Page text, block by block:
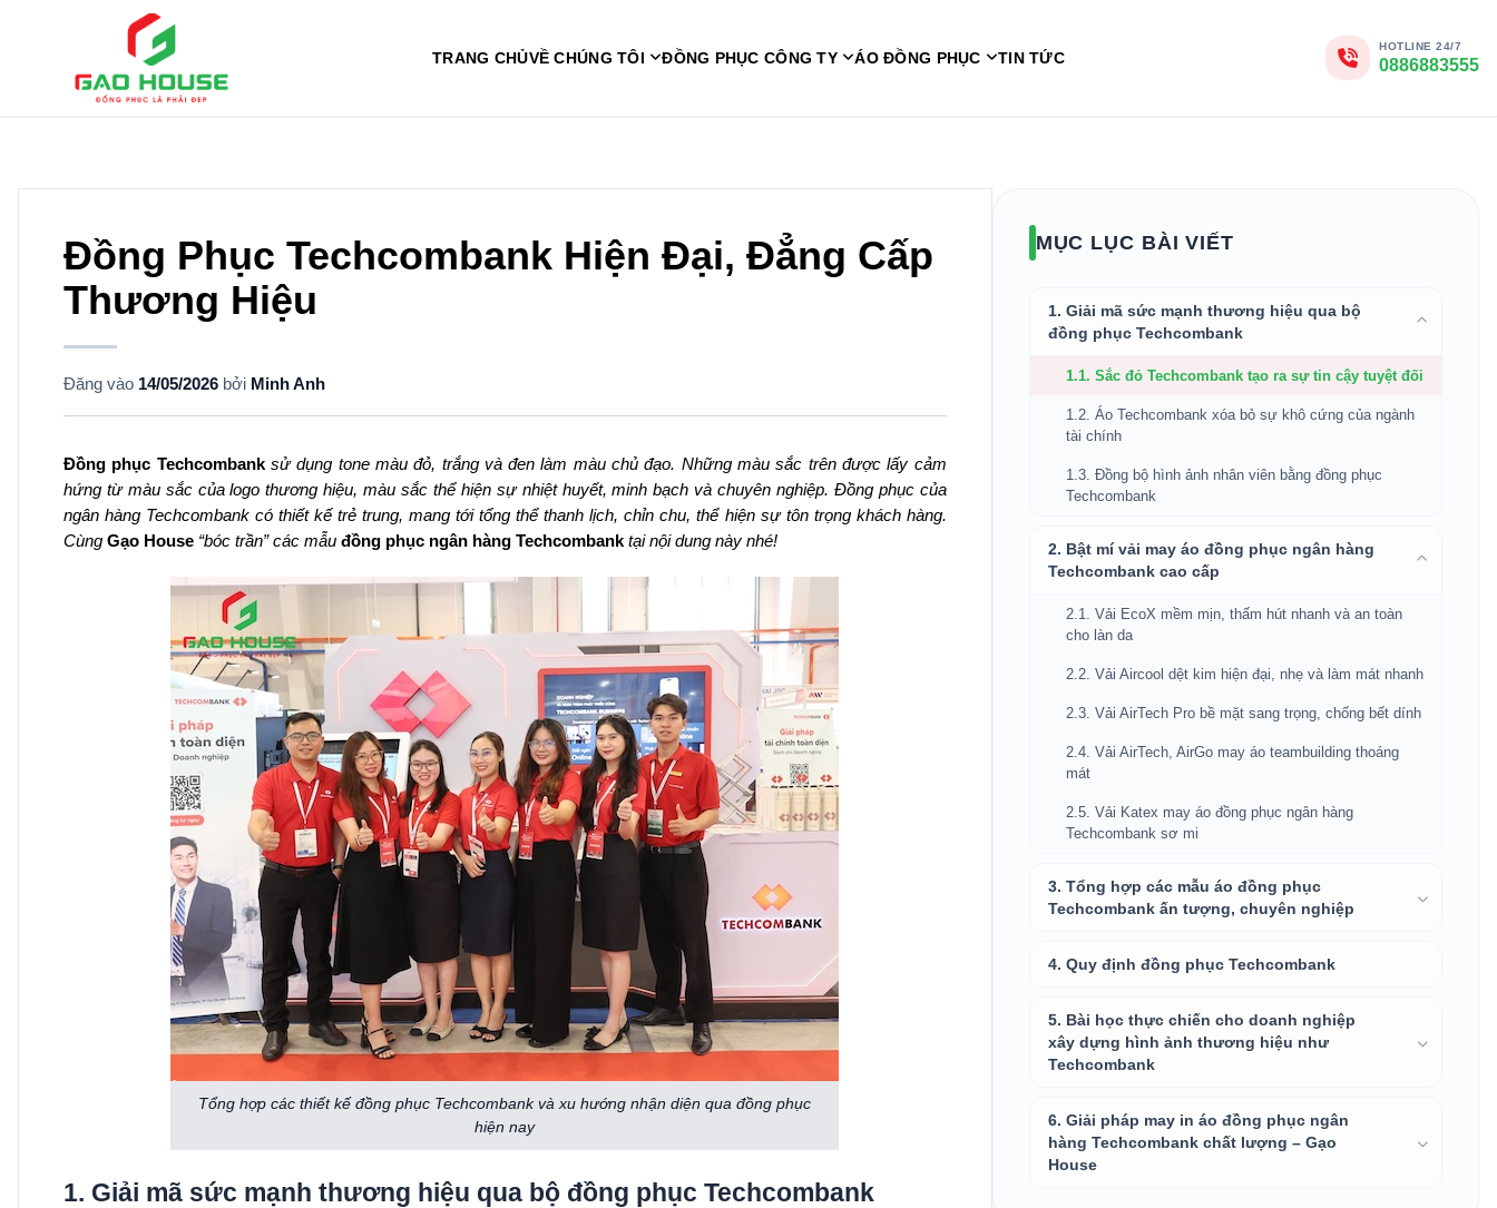
TRANG CHỦVỀ CHÚNG TÔI ĐỒNG PHỤC CÔNG TY ÁO ĐỒNG PHỤC TIN TỨC
HOTLINE 24/7
0886883555
Đồng Phục Techcombank Hiện Đại, Đẳng Cấp
Thương Hiệu
Đăng vào 14/05/2026 bởi Minh Anh
Đồng phục Techcombanksử dụng tone màu đỏ, trắng và đen làm màu chủ đạo. Những màu sắc trên được lấy cảm
hứng từ màu sắc của logo thương hiệu, màu sắc thể hiện sự nhiệt huyết, minh bạch và chuyên nghiệp. Đồng phục của
ngân hàng Techcombank có thiết kế trẻ trung, mang tới tổng thể thanh lịch, chỉn chu, thể hiện sự tôn trọng khách hàng.
Cùng Gạo House “bóc trần” các mẫu đồng phục ngân hàng Techcombank tại nội dung này nhé!
Tổng hợp các thiết kế đồng phục Techcombank và xu hướng nhận diện qua đồng phục
hiện nay
1. Giải mã sức mạnh thương hiệu qua bộ đồng phục Techcombank
MỤC LỤC BÀI VIẾT
1. Giải mã sức mạnh thương hiệu qua bộ
đồng phục Techcombank
1.1. Sắc đỏ Techcombank tạo ra sự tin cậy tuyệt đối
1.2. Áo Techcombank xóa bỏ sự khô cứng của ngành
tài chính
1.3. Đồng bộ hình ảnh nhân viên bằng đồng phục
Techcombank
2. Bật mí vải may áo đồng phục ngân hàng
Techcombank cao cấp
2.1. Vải EcoX mềm mịn, thấm hút nhanh và an toàn
cho làn da
2.2. Vải Aircool dệt kim hiện đại, nhẹ và làm mát nhanh
2.3. Vải AirTech Pro bề mặt sang trọng, chống bết dính
2.4. Vải AirTech, AirGo may áo teambuilding thoáng
mát
2.5. Vải Katex may áo đồng phục ngân hàng
Techcombank sơ mi
3. Tổng hợp các mẫu áo đồng phục
Techcombank ấn tượng, chuyên nghiệp
4. Quy định đồng phục Techcombank
5. Bài học thực chiến cho doanh nghiệp
xây dựng hình ảnh thương hiệu như
Techcombank
6. Giải pháp may in áo đồng phục ngân
hàng Techcombank chất lượng – Gạo
House